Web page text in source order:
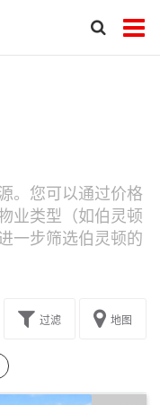
。您可以通过价格
业类型（如伯灵顿
一步筛选伯灵顿的
花转让过滤 地图